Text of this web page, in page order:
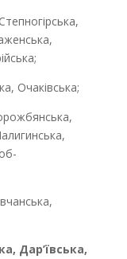
Очаківська;
Дар’ївська,